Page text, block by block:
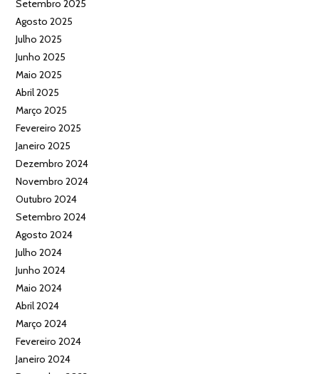
Setembro 2025
Agosto 2025
Julho 2025
Junho 2025
Maio 2025
Abril 2025
Março 2025
Fevereiro 2025
Janeiro 2025
Dezembro 2024
Novembro 2024
Outubro 2024
Setembro 2024
Agosto 2024
Julho 2024
Junho 2024
Maio 2024
Abril 2024
Março 2024
Fevereiro 2024
Janeiro 2024